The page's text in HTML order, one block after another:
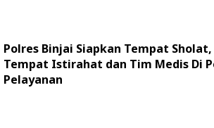
Polres Binjai Siapkan Tempat Sholat,
Tempat Istirahat dan Tim Medis Di
Pelayanan